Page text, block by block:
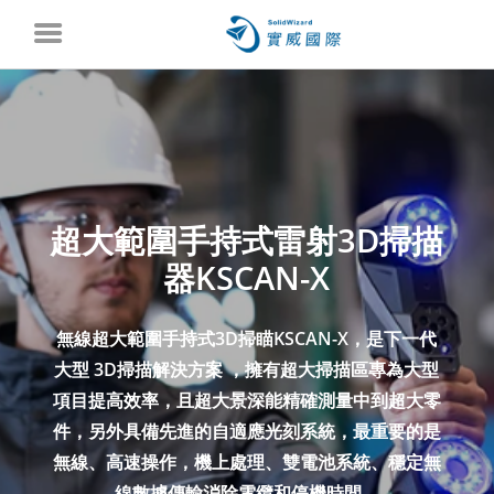
超大範圍手持式雷射3D掃描
器KSCAN-X
無線超大範圍手持式3D掃瞄KSCAN-X，是下一代
大型 3D掃描解決方案 ，擁有超大掃描區專為大型
項目提高效率，且超大景深能精確測量中到超大零
件，另外具備先進的自適應光刻系統，最重要的是
無線、高速操作，機上處理、雙電池系統、穩定無